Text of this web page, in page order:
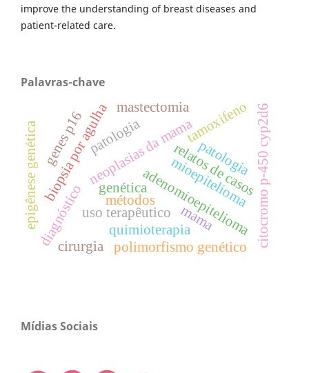
improve the understanding of breast diseases and
patient-related care.
Palavras-chave
adenomioepitelioma
mioepitelioma
relatos de casos
neoplasias da mama
patologia
métodos
patologia
biopsia por agulha mastectomia
mama
tamoxifeno
uso terapêutico
quimioterapia
diagnóstico citocromo p-450 cyp2d6
polimorfismo genético
genes p16
genética
epigênese genética
cirurgia
Mídias Sociais